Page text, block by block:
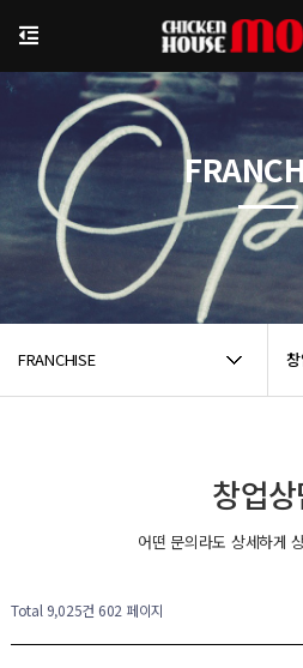
FRANCHISE
창업
어떤 문의라도 상세하게
Total 9,025건 602 페이지